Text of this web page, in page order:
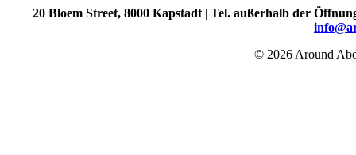
20 Bloem Street, 8000 Kapstadt | Tel. außerhalb der
© 2026 Around